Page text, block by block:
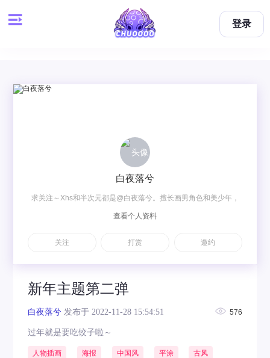
登录
新年主题第二弹
白夜落兮 发布于 2022-11-28 15:54:51 576
过年就是要吃饺子啦～
人物插画 海报 中国风 平涂 古风
白夜落兮
求关注～Xhs和半次元都是@白夜落兮。擅长画男角色和美少年，
查看个人资料
关注 打赏 邀约